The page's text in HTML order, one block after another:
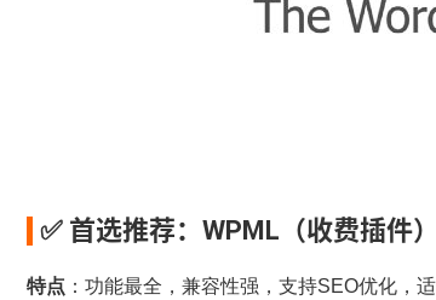
✅ 首选推荐：WPML（收费插件）
特点 ：功能最全，兼容性强，支持SEO优化，